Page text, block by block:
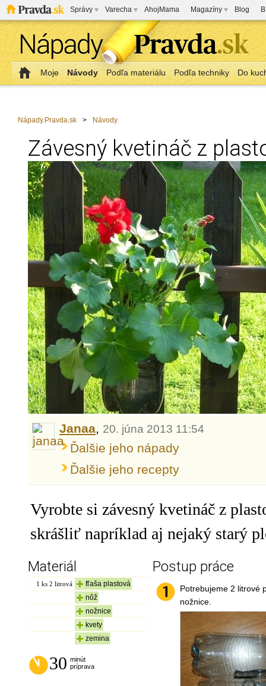
Správy Varecha AhojMama Magazíny Blog
Moje Návody Podľa materiálu Podľa techniky Do
Nápady.Pravda.sk > Návody
Závesný kvetináč z
Janaa, 20. júna 2013 11:54
Ďalšie jeho nápady
Ďalšie jeho recepty
Vyrobte si závesný kvetináč z
skrášliť napríklad aj nejaký starý
Materiál
1 ks 2 litrová
fľaša plastová
nôž
nožnice
kvety
zemina
30 minút
príprava
Postup práce
Potrebujeme 2 litrové
nožnice.